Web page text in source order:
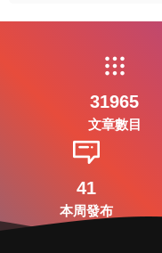
31965
文章數目
41
本周發布